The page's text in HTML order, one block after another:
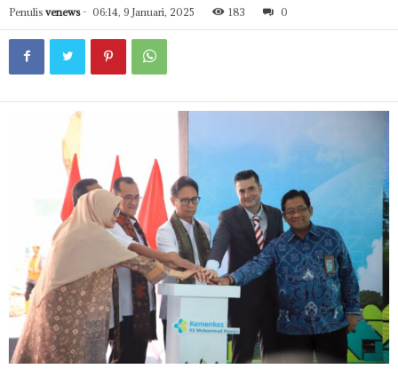
Penulis venews- 06:14, 9 Januari, 2025 183 0